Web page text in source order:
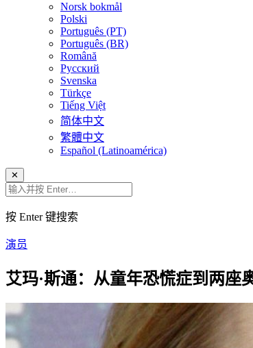
Norsk bokmål
Polski
Português (PT)
Português (BR)
Română
Русский
Svenska
Türkçe
Tiếng Việt
简体中文
繁體中文
Español (Latinoamérica)
✕
按 Enter 键搜索
演员
艾玛·斯通：从童年恐慌症到两座